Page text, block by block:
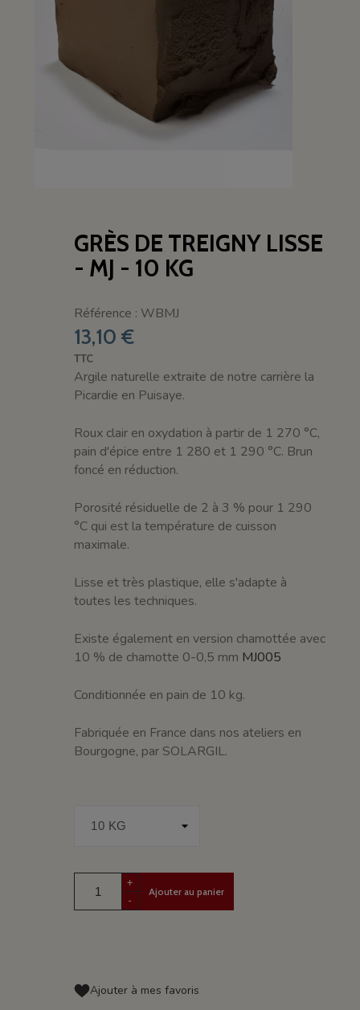
GRÈS DE TREIGNY LISSE
- MJ - 10 KG
Référence : WBMJ
13,10 €
TTC
Argile naturelle extraite de notre carrière la
Picardie en Puisaye.
Roux clair en oxydation à partir de 1 270 °C,
pain d'épice entre 1 280 et 1 290 °C. Brun
foncé en réduction.
Porosité résiduelle de 2 à 3 % pour 1 290
°C qui est la température de cuisson
maximale.
Lisse et très plastique, elle s'adapte à
toutes les techniques.
Existe également en version chamottée avec
10 % de chamotte 0-0,5 mm MJ005
Conditionnée en pain de 10 kg.
Fabriquée en France dans nos ateliers en
Bourgogne, par SOLARGIL.
+
-
Ajouter au panier
Ajouter à mes favoris